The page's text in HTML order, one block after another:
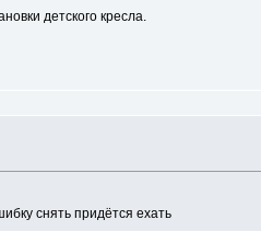
детского кресла.
снять придётся ехать